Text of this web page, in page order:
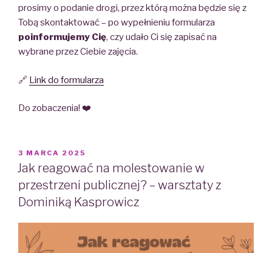
prosimy o podanie drogi, przez którą można będzie się z
Tobą skontaktować – po wypełnieniu formularza
poinformujemy Cię, czy udało Ci się zapisać na
wybrane przez Ciebie zajęcia.
🔗 Link do formularza
Do zobaczenia! ❤️
POSTED
ON
3 MARCA 2025
Jak reagować na molestowanie w
przestrzeni publicznej? – warsztaty z
Dominiką Kasprowicz